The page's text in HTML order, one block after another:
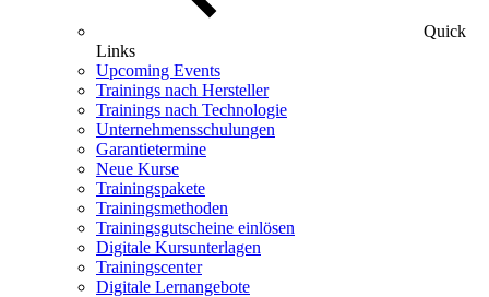
Quick
Links
Upcoming Events
Trainings nach Hersteller
Trainings nach Technologie
Unternehmensschulungen
Garantietermine
Neue Kurse
Trainingspakete
Trainingsmethoden
Trainingsgutscheine einlösen
Digitale Kursunterlagen
Trainingscenter
Digitale Lernangebote